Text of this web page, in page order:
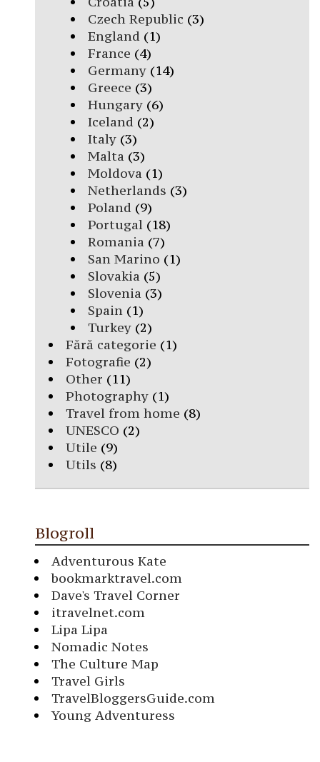
Czech Republic (3)
England (1)
France (4)
Germany(14)
Greece (3)
Hungary(6)
Iceland (2)
Italy(3)
Malta (3)
Moldova (1)
Netherlands (3)
Poland (9)
Portugal(18)
Romania (7)
San Marino (1)
Slovakia (5)
Slovenia (3)
Spain(1)
Turkey(2)
Fără categorie (1)
Fotografie (2)
Other (11)
Photography (1)
Travel from home (8)
UNESCO (2)
Utile (9)
Utils (8)
Blogroll
Adventurous Kate
bookmarktravel.com
Dave's Travel Corner
itravelnet.com
Lipa Lipa
Nomadic Notes
The Culture Map
Travel Girls
TravelBloggersGuide.com
Young Adventuress